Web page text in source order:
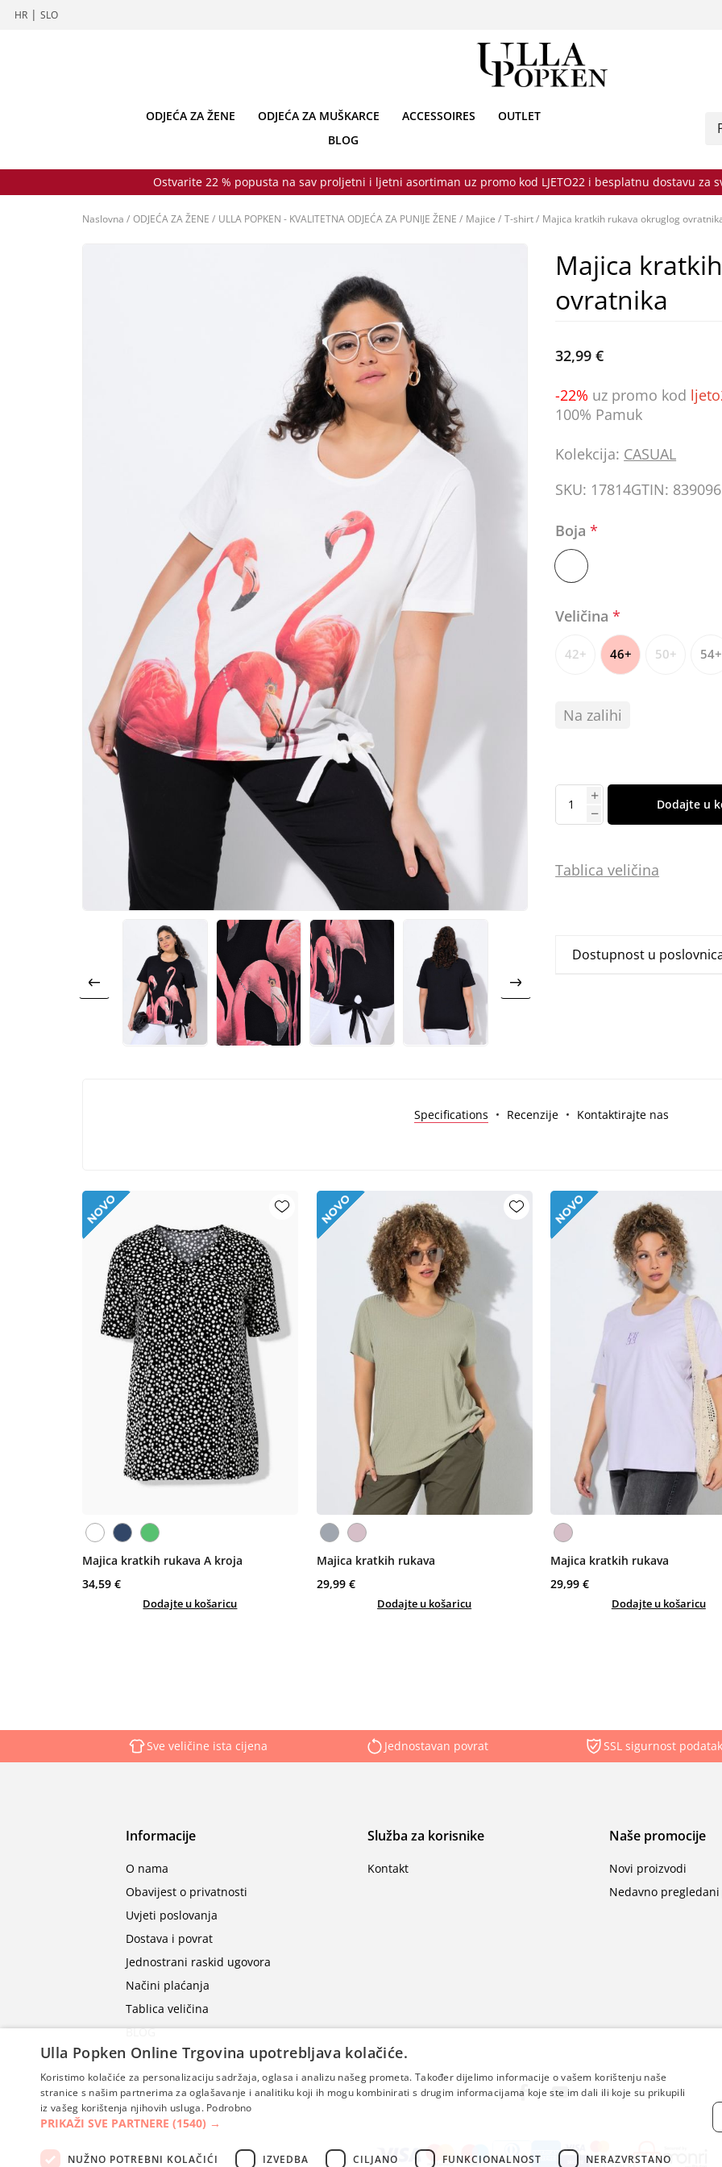
HR | SLO
ODJEĆA ZA ŽENE ODJEĆA ZA MUŠKARCE ACCESSOIRES
OUTLET
BLOG
Ostvarite 22 % popusta na sav proljetni i ljetni asortiman uz promo kod LJETO22 i besplatnu dostavu za
Naslovna / ODJEĆA ZA ŽENE / ULLA POPKEN - KVALITETNA ODJEĆA ZA PUNIJE ŽENE / Majice / T-shirt/ Majica kratkih rukava okruglog
Majica
ovratnika
32,99 €
-22% uz promo kod
100% Pamuk
Kolekcija: CASUAL
SKU: 17814GTIN: 839096
Boja*
Veličina*
42+ 46+ 50+ 54+
Na zalihi
Dodajte u
Tablica veličina
Dostupnost u
Specifications Recenzije Kontaktirajte nas
Majica kratkih rukava A kroja
34,59 €
Dodajte u košaricu
Majica kratkih rukava
29,99 €
Dodajte u košaricu
Majica kratkih rukava
29,99 €
Dodajte u košaricu
Sve veličine ista cijena Jednostavan povrat SSL sigurnost
Informacije
O nama
Obavijest o privatnosti
Uvjeti poslovanja
Dostava i povrat
Jednostrani raskid ugovora
Načini plaćanja
Tablica veličina
BLOG
Služba za korisnike
Kontakt
Naše promocije
Novi proizvodi
Nedavno
Ulla Popken Online Trgovina upotrebljava kolačiće.
Koristimo kolačiće za personalizaciju sadržaja, oglasa i analizu našeg prometa. Također dijelimo informacije o vašem korištenju naše
stranice s našim partnerima za oglašavanje i analitiku koji ih mogu kombinirati s drugim informacijama koje ste im dali ili koje su prikupili
iz vašeg korištenja njihovih usluga. Podrobno
PRIKAŽI SVE PARTNERE (1540) →
NUŽNO POTREBNI KOLAČIĆI IZVEDBA CILJANO FUNKCIONALNOST NERAZVRSTANO